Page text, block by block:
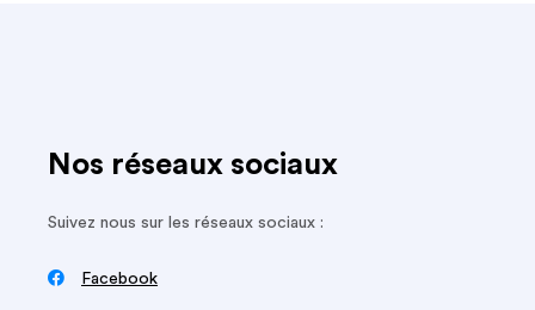
Nos réseaux sociaux
Suivez nous sur les réseaux sociaux :
 Facebook